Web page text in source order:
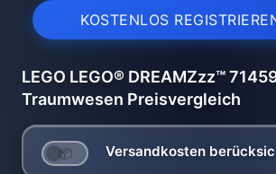
KOSTENLOS
LEGO LEGO® DREAMZzz™
Traumwesen Preisvergleich
Versandkosten